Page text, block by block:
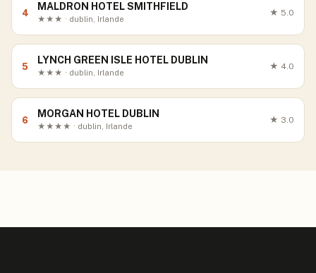
4
MALDRON HOTEL SMITHFIELD
★★★ · dublin, Irlande
★ 5.0
5
LYNCH GREEN ISLE HOTEL DUBLIN
★★★ · dublin, Irlande
★ 4.0
6
MORGAN HOTEL DUBLIN
★★★★ · dublin, Irlande
★ 3.0